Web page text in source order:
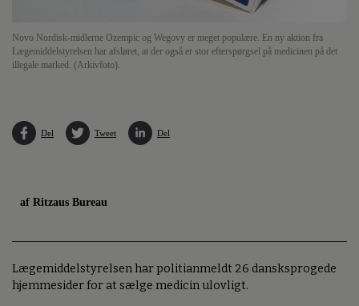
Novo Nordisk-midlerne Ozempic og Wegovy er meget populære. En ny aktion fra
Lægemiddelstyrelsen har afsløret, at der også er stor efterspørgsel på medicinen på det
illegale marked. (Arkivfoto).
Del Tweet Del
af Ritzaus Bureau
Lægemiddelstyrelsen har politianmeldt 26 dansksprogede
hjemmesider for at sælge medicin ulovligt.